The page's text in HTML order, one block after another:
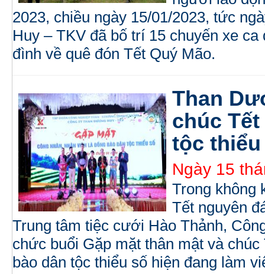
2023, chiều ngày 15/01/2023, tức
Huy – TKV đã bố trí 15 chuyến xe
đình về quê đón Tết Quý Mão.
Than
chúc
tộc
Ngày 15
Trong không
Tết nguyên
Trung tâm tiệc cưới Hào Thảnh,
chức buổi Gặp mặt thân mật và
bào dân tộc thiểu số hiện đang làm